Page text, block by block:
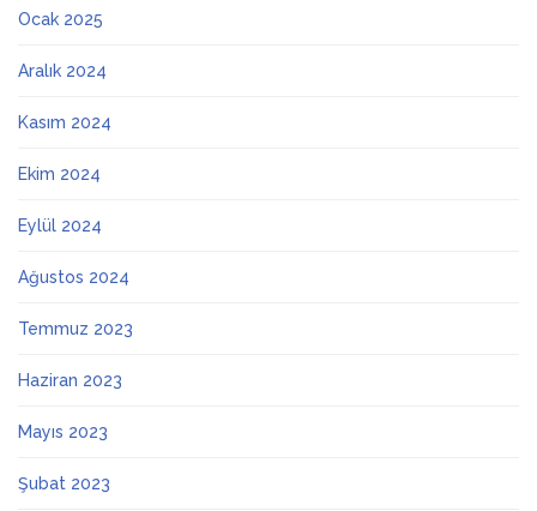
Ocak 2025
Aralık 2024
Kasım 2024
Ekim 2024
Eylül 2024
Ağustos 2024
Temmuz 2023
Haziran 2023
Mayıs 2023
Şubat 2023